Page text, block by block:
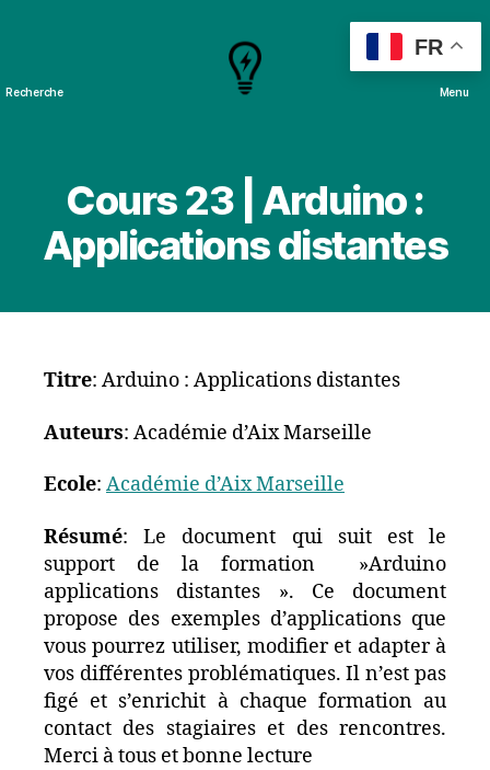
Recherche Menu
Cours 23 | Arduino :
Applications distantes
Titre: Arduino : Applications distantes
Auteurs: Académie d’Aix Marseille
Ecole: Académie d’Aix Marseille
Résumé: Le document qui suit est le
support de la formation »Arduino
applications distantes ». Ce document
propose des exemples d’applications que
vous pourrez utiliser, modifier et adapter à
vos différentes problématiques. Il n’est pas
figé et s’enrichit à chaque formation au
contact des stagiaires et des rencontres.
Merci à tous et bonne lecture
FR